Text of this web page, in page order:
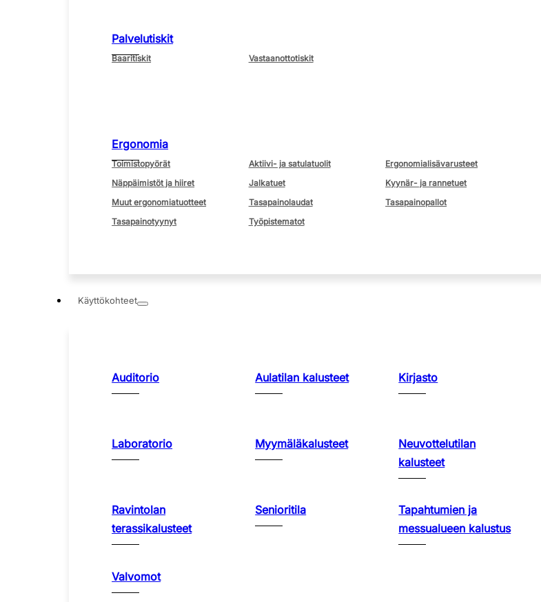
Palvelutiskit
Baaritiskit Vastaanottotiskit
Ergonomia
Toimistopyörät Aktiivi- ja satulatuolit
Ergonomialisävarusteet
Näppäimistöt ja hiiret
Jalkatuet
Kyynär- ja rannetuet
Muut ergonomiatuotteet
Tasapainolaudat
Tasapainopallot
Tasapainotyynyt
Työpistematot
Käyttökohteet
Auditorio Aulatilan kalusteet Kirjasto
Laboratorio Myymäläkalusteet
Neuvottelutilan
kalusteet
Ravintolan
terassikalusteet
Senioritila
Tapahtumien ja
messualueen kalustus
Valvomot